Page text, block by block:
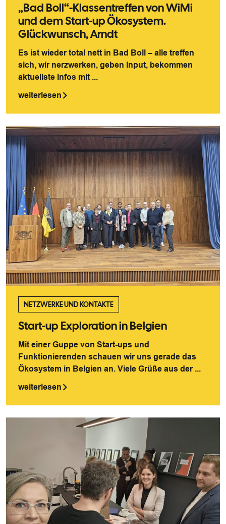
„Bad Boll“-Klassentreffen von WiMi
und dem Start-up Ökosystem.
Glückwunsch, Arndt
Es ist wieder total nett in Bad Boll – alle treffen
sich, wir nerzwerken, geben Input, bekommen
aktuellste Infos mit ...
weiterlesen
NETZWERKE UND KONTAKTE
Start-up Exploration in Belgien
Mit einer Guppe von Start-ups und
Funktionierenden schauen wir uns gerade das
Ökosystem in Belgien an. Viele Grüße aus der ...
weiterlesen